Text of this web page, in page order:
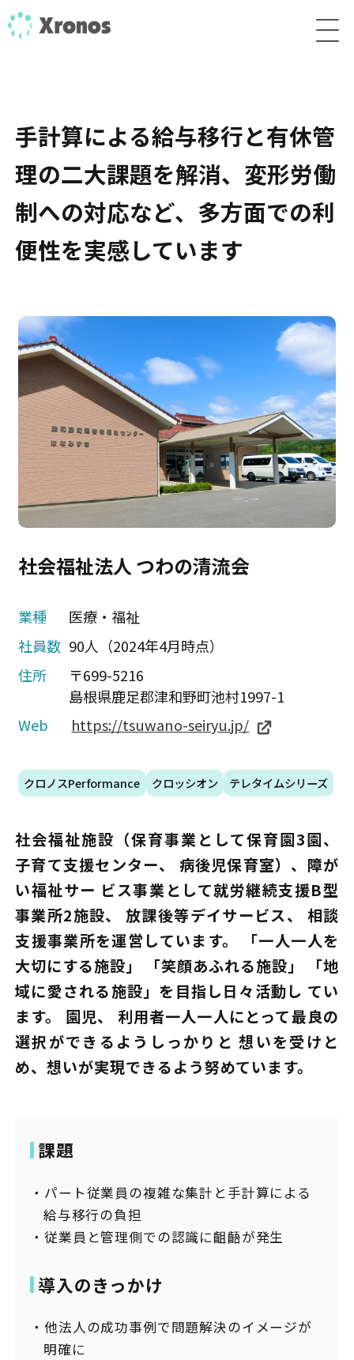
手計算による給与移行と有休管
理の二大課題を解消、 変形労働
制への対応など、多方面での利
便性を実感しています
社会福祉法人 つわの清流会
業種
医療・福祉
社員数 90人（2024年4月時点）
住所
〒699-5216
島根県鹿足郡津和野町池村1997-1
Web
https://tsuwano-seiryu.jp/
クロノスPerformance クロッシオン テレタイムシリーズ
社会福祉施設（保育事業として保育園3園、
子育て支援センター、 病後児保育室）、障が
い福祉サー ビス事業として就労継続支援B型
事業所2施設、 放課後等デイサービス、 相談
支援事業所を運営しています。 「一人一人を
大切にする施設」 「笑顔あふれる施設」 「地
域に愛される施設」を目指し日々活動し てい
ます。 園児、 利用者一人一人にとって最良の
選択ができるようしっかりと 想いを受けと
め、想いが実現できるよう努めています。
課題
パート従業員の複雑な集計と手計算による
給与移行の負担
従業員と管理側での認識に齟齬が発生
導入のきっかけ
他法人の成功事例で問題解決のイメージが
明確に